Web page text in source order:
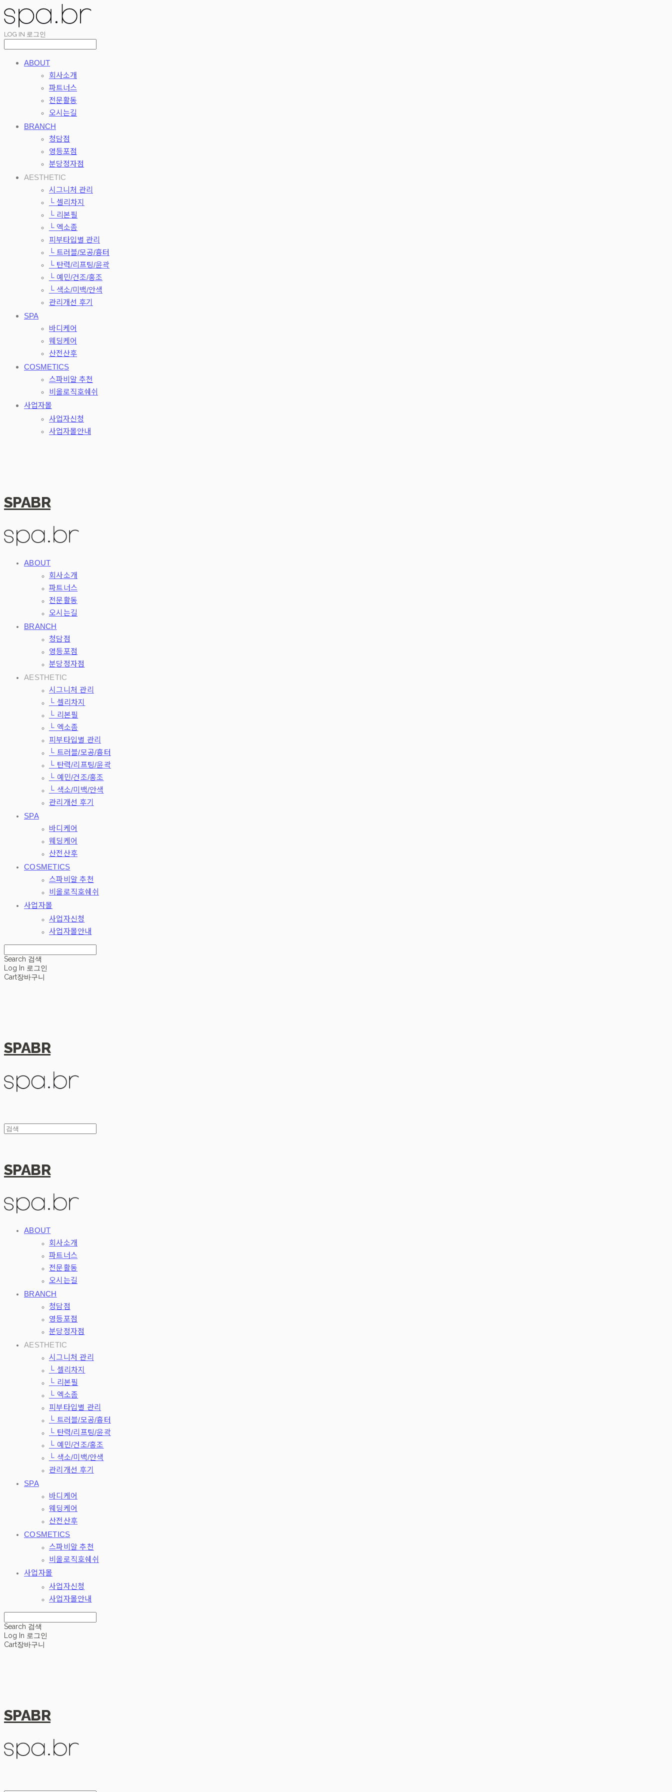
LOG IN 로그인
ABOUT
회사소개
파트너스
전문활동
오시는길
BRANCH
청담점
영등포점
분당정자점
AESTHETIC
시그니처 관리
└ 셀리차지
└ 리본필
└ 엑소좀
피부타입별 관리
└ 트러블/모공/흉터
└ 탄력/리프팅/윤곽
└ 예민/건조/홍조
└ 색소/미백/안색
관리개선 후기
SPA
바디케어
웨딩케어
산전산후
COSMETICS
스파비알 추천
비올로직호쉐쉬
사업자몰
사업자신청
사업자몰안내
SPABR
ABOUT
회사소개
파트너스
전문활동
오시는길
BRANCH
청담점
영등포점
분당정자점
AESTHETIC
시그니처 관리
└ 셀리차지
└ 리본필
└ 엑소좀
피부타입별 관리
└ 트러블/모공/흉터
└ 탄력/리프팅/윤곽
└ 예민/건조/홍조
└ 색소/미백/안색
관리개선 후기
SPA
바디케어
웨딩케어
산전산후
COSMETICS
스파비알 추천
비올로직호쉐쉬
사업자몰
사업자신청
사업자몰안내
Search 검색
Log In 로그인
Cart장바구니
SPABR
SPABR
ABOUT
회사소개
파트너스
전문활동
오시는길
BRANCH
청담점
영등포점
분당정자점
AESTHETIC
시그니처 관리
└ 셀리차지
└ 리본필
└ 엑소좀
피부타입별 관리
└ 트러블/모공/흉터
└ 탄력/리프팅/윤곽
└ 예민/건조/홍조
└ 색소/미백/안색
관리개선 후기
SPA
바디케어
웨딩케어
산전산후
COSMETICS
스파비알 추천
비올로직호쉐쉬
사업자몰
사업자신청
사업자몰안내
Search 검색
Log In 로그인
Cart장바구니
SPABR